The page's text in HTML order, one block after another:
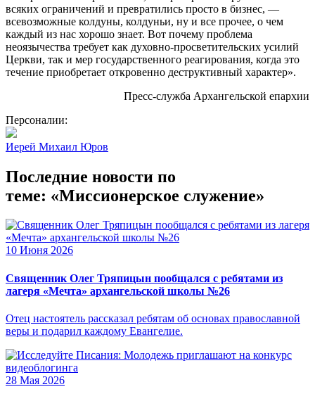
всяких ограничений и превратились просто в бизнес, —
всевозможные колдуны, колдуньи, ну и все прочее, о чем
каждый из нас хорошо знает. Вот почему проблема
неоязычества требует как духовно-просветительских усилий
Церкви, так и мер государственного реагирования, когда это
течение приобретает откровенно деструктивный характер».
Пресс-служба Архангельской епархии
Персоналии:
Иерей Михаил Юров
Последние новости по
теме: «Миссионерское служение»
10 Июня 2026
Священник Олег Тряпицын пообщался с ребятами из
лагеря «Мечта» архангельской школы №26
Отец настоятель рассказал ребятам об основах православной
веры и подарил каждому Евангелие.
28 Мая 2026